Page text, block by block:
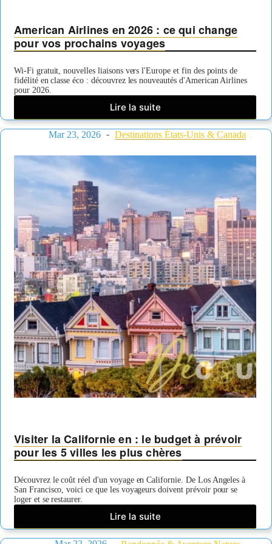
American Airlines en 2026 : ce qui change
pour vos prochains voyages
Wi-Fi gratuit, nouvelles liaisons vers l'Europe et fin des points de
fidélité en classe éco : découvrez les nouveautés d'American Airlines
pour 2026.
Lire la suite
American
Airlines
en
:
qui
change
pour
vos
prochains
voyages
Mar 23, 2026 Destinations États-Unis & Canada
Visiter la Californie en : le budget à prévoir
pour les 5 villes les plus chères
Découvrez le coût réel d'un voyage en Californie. De Los Angeles à
San Francisco, voici ce que les voyageurs doivent prévoir pour se
loger et se restaurer.
Lire la suite
Visiter
la